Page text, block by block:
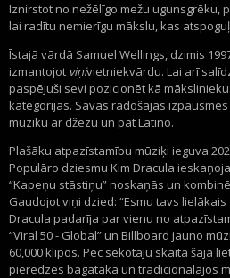
Iznirstot no nežēlīgo mežu ugunsgrēku,
lai radītu nemierīgu mākslu, kas
Īstajā vārdā Samuel Wellings, dzimis
izmantojot viņivietniekvārdu. Lai arī
paspējuši sevi pozicionēt kā
kategorijas. Savās radošajās
mūziku ar džezu un pat Latino.
Plašāku atpazīstamību mūziķi ieguva
Populāro dziesmu Kim Dracula
“Kapeņu stāstiņu” noskaņās un
Gaudojot viņi dzied: “Esmu tavs
Dracula padarīja par vienu no
“Viral 50 - Global” un Billboard jauno
60,000 klipos. Pēc sekotāju skaita šajā
pieredzes bagātākā un tradicionālajos